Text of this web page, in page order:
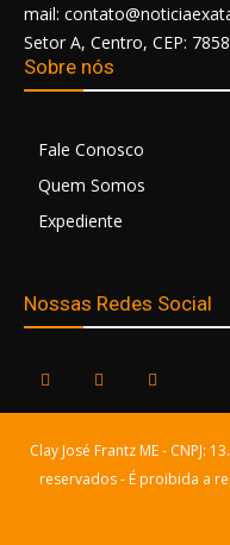
mail:
Setor A, Centro, CEP:
Sobre nós
Fale Conosco
Quem Somos
Expediente
Nossas Redes Social
Clay José Frantz ME - CNPJ:
reservados - É proibida a